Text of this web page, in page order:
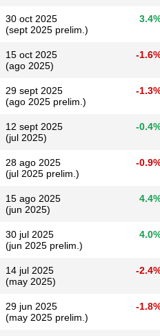
30 oct 2025
(sept 2025 prelim.)
15 oct 2025
(ago 2025)
-
29 sept 2025
(ago 2025 prelim.)
-
12 sept 2025
(jul 2025)
-
28 ago 2025
(jul 2025 prelim.)
-
15 ago 2025
(jun 2025)
30 jul 2025
(jun 2025 prelim.)
14 jul 2025
(may 2025)
-
29 jun 2025
(may 2025 prelim.)
-